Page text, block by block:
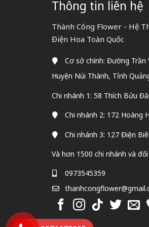
Thông tin liên hệ
Thành Công Flower - Hệ
Điện Hoa Toàn Quốc
Cơ sở chính: Đường
Huyện Núi Thành, Tỉnh
Chi nhánh 1: 58 Thích Bửu
Chi nhánh 2: 172 Hoàng
Chi nhánh 3: 127 Điện
Và hơn 1500 chi nhánh và
0973545359